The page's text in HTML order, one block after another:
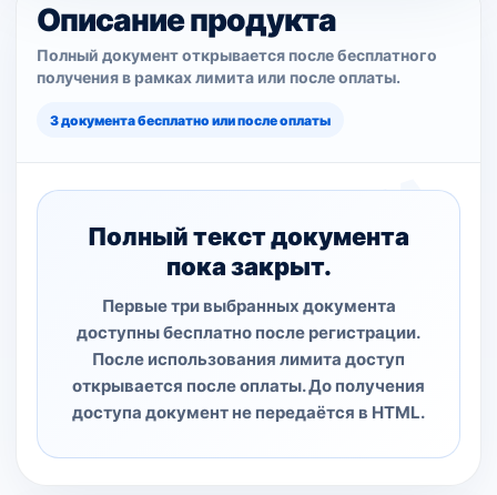
Описание продукта
Полный документ открывается после бесплатного
получения в рамках лимита или после оплаты.
3 документа бесплатно или после оплаты
Полный текст документа
пока закрыт.
Первые три выбранных документа
доступны бесплатно после регистрации.
После использования лимита доступ
открывается после оплаты. До получения
доступа документ не передаётся в HTML.